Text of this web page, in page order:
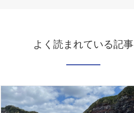
よく読まれている記事